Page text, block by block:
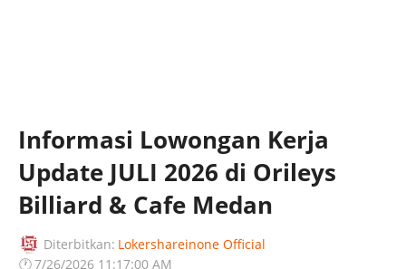
Informasi Lowongan Kerja
Update JULI 2026 di Orileys
Billiard & Cafe Medan
Diterbitkan: Lokershareinone Official
🕐7/26/2026 11:17:00 AM